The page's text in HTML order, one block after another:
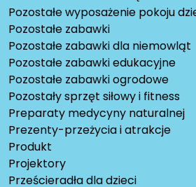
Pozostałe wyposażenie pokoju
Pozostałe zabawki
Pozostałe zabawki dla niemowląt
Pozostałe zabawki edukacyjne
Pozostałe zabawki ogrodowe
Pozostały sprzęt siłowy i fitness
Preparaty medycyny naturalnej
Prezenty-przeżycia i atrakcje
Produkt
Projektory
Prześcieradła dla dzieci